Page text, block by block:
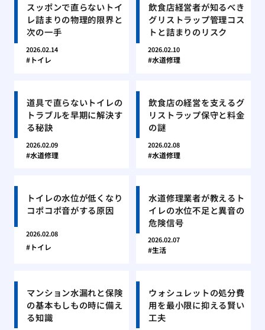
スッポンで直らないトイ
レ詰まりの物理的限界と
次の一手
2026.02.14
トイレ
飲食店経営者が知るべき
グリストラップ管理コス
トと詰まりのリスク
2026.02.10
水道修理
道具で直らないトイレの
トラブルを早期に解決す
る秘訣
2026.02.09
水道修理
飲食店の経営を支えるグ
リストラップ保守と料金
の謎
2026.02.08
水道修理
トイレの水位が低くなり
コポコポ音がする原因
2026.02.08
トイレ
水道修理業者が教えるト
イレの水位不足と異音の
危険信号
2026.02.07
生活
マンション水漏れと保険
の基本もしもの時に備え
る知識
ウォシュレットの処分費
用を最小限に抑える賢い
工夫